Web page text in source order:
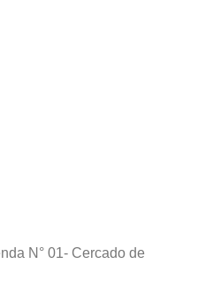
N° 01- Cercado de